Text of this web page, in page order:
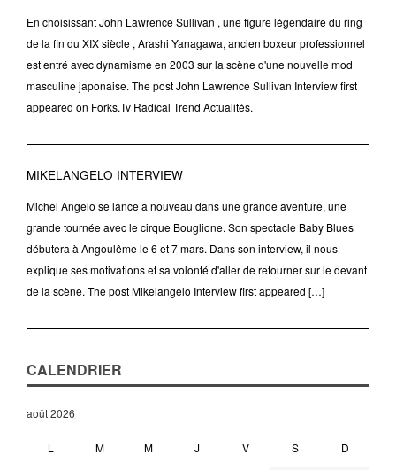
En choisissant John Lawrence Sullivan , une figure légendaire du ring
de la fin du XIX siècle , Arashi Yanagawa, ancien boxeur professionnel
est entré avec dynamisme en 2003 sur la scène d'une nouvelle mod
masculine japonaise. The post John Lawrence Sullivan Interview first
appeared on Forks.Tv Radical Trend Actualités.
MIKELANGELO INTERVIEW
Michel Angelo se lance a nouveau dans une grande aventure, une
grande tournée avec le cirque Bouglione. Son spectacle Baby Blues
débutera à Angoulême le 6 et 7 mars. Dans son interview, il nous
explique ses motivations et sa volonté d'aller de retourner sur le devant
de la scène. The post Mikelangelo Interview first appeared […]
CALENDRIER
août 2026
L M M J V S D